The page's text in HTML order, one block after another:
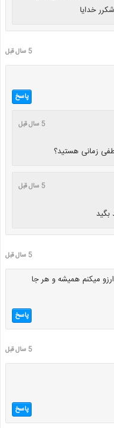
خدایا
5 سال قبل
پاسخ
5 سال قبل
زمانی هستید؟
5 سال قبل
5 سال قبل
میکنم همیشه و هر جا
پاسخ
5 سال قبل
پاسخ